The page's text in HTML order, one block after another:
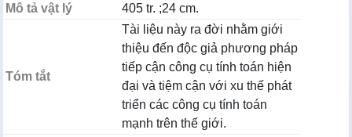
Mô tả vật lý
405 tr. ;24 cm.
Tóm tắt
Tài liệu này ra đời nhằm giới
thiệu đến độc giả phương pháp
tiếp cận công cụ tính toán hiện
đại và tiệm cận với xu thế phát
triển các công cụ tính toán
mạnh trên thế giới.